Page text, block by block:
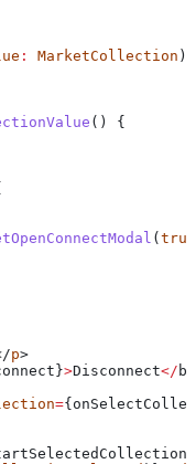
: MarketCollection )
() {
( true
p>
}>Disconnect</
={